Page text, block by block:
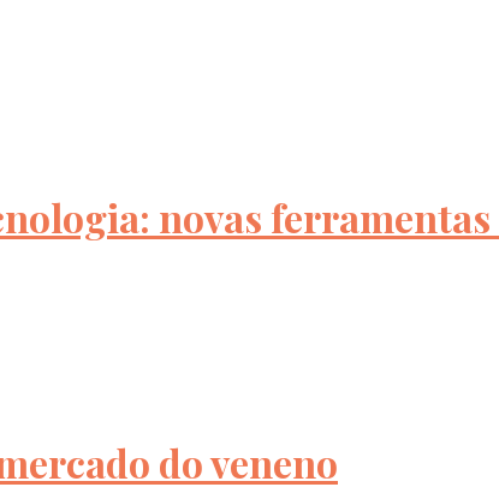
novas
do veneno